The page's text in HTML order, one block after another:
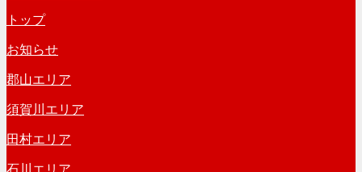
ー
カ
イ
ブ
トップ
お知らせ
郡山エリア
須賀川エリア
田村エリア
石川エリア